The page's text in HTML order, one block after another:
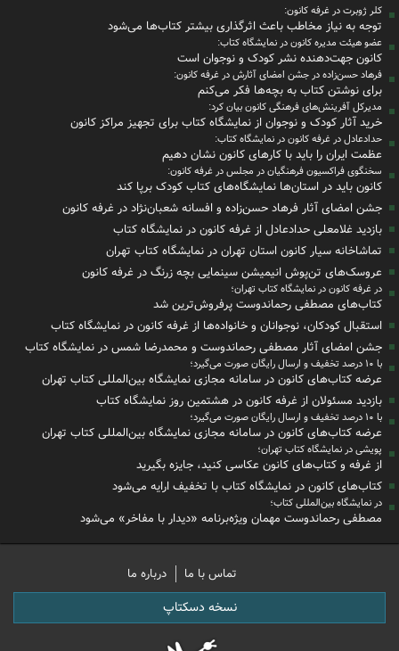
کلر ژوبرت در غرفه کانون:
توجه به نیاز مخاطب باعث اثرگذاری بیشتر کتاب‌ها می‌شود
عضو هیئت مدیره کانون در نمایشگاه کتاب:
کانون جهت‌دهنده نشر کودک و نوجوان است
فرهاد حسن‌زاده در جشن امضای آثارش در غرفه کانون:
برای نوشتن کتاب به بچه‌ها فکر می‌کنم
مدیرکل آفرینش‌های فرهنگی کانون بیان کرد:
خرید آثار کودک و نوجوان از نمایشگاه کتاب برای تجهیز مراکز کانون
حدادعادل در غرفه کانون در نمایشگاه کتاب:
عظمت ایران را باید با کارهای کانون نشان دهیم
سخنگوی فراکسیون فرهنگیان در مجلس در غرفه کانون:
کانون باید در استان‌ها نمایشگاه‌های کتاب کودک برپا کند
جشن امضای آثار فرهاد حسن‌زاده و افسانه شعبان‌نژاد در غرفه کانون
بازدید غلامعلی حدادعادل از غرفه کانون در نمایشگاه کتاب
تماشاخانه سیار کانون استان تهران در نمایشگاه کتاب تهران
عروسک‌های تن‌پوش انیمیشن سینمایی بچه زرنگ در غرفه کانون
در غرفه کانون در نمایشگاه کتاب تهران؛
کتاب‌های مصطفی رحماندوست پرفروش‌ترین شد
استقبال کودکان، نوجوانان و خانواده‌ها از غرفه کانون در نمایشگاه کتاب
جشن امضای آثار مصطفی رحماندوست و محمدرضا شمس در نمایشگاه کتاب
با ۱۰ درصد تخفیف و ارسال رایگان صورت می‌گیرد؛
عرضه کتاب‌های کانون در سامانه مجازی نمایشگاه بین‌المللی کتاب تهران
بازدید مسئولان از غرفه کانون در هشتمین روز نمایشگاه کتاب
با ۱۰ درصد تخفیف و ارسال رایگان صورت می‌گیرد؛
عرضه کتاب‌های کانون در سامانه مجازی نمایشگاه بین‌المللی کتاب تهران
پویشی در نمایشگاه کتاب تهران؛
از غرفه و کتاب‌های کانون عکاسی کنید، جایزه بگیرید
کتاب‌های کانون در نمایشگاه کتاب با تخفیف ارایه می‌شود
در نمایشگاه بین‌المللی کتاب؛
مصطفی رحماندوست مهمان ویژه‌برنامه «دیدار با مفاخر» می‌شود
تماس با ما درباره ما
نسخه دسکتاپ